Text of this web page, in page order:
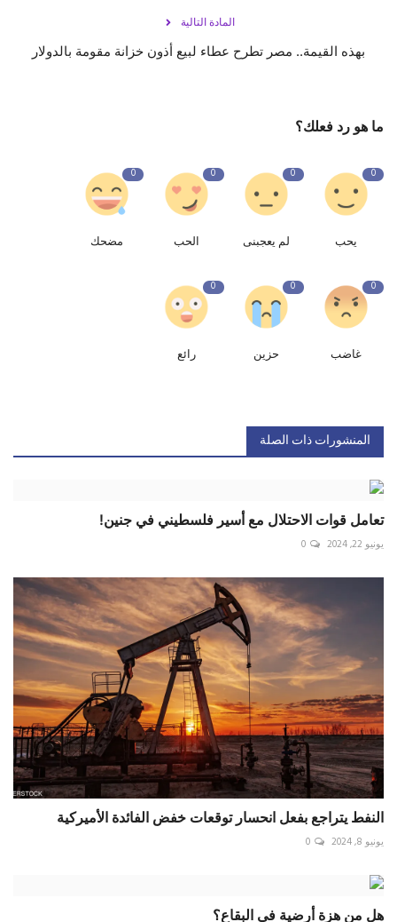
المادة التالية
بهذه القيمة.. مصر تطرح عطاء لبيع أذون خزانة مقومة بالدولار
ما هو رد فعلك؟
0
يحب
0
لم يعجبنى
0
الحب
0
مضحك
0
غاضب
0
حزين
0
رائع
المنشورات ذات الصلة
تعامل قوات الاحتلال مع أسير فلسطيني في جنين!
يونيو 22, 2024 0
النفط يتراجع بفعل انحسار توقعات خفض الفائدة الأميركية
يونيو 8, 2024 0
هل من هزة أرضية في البقاع؟